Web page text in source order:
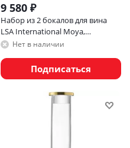
9 580 ₽
Набор из 2 бокалов для вина
LSA International Moya,
прозрачный
Нет в наличии
Подписаться